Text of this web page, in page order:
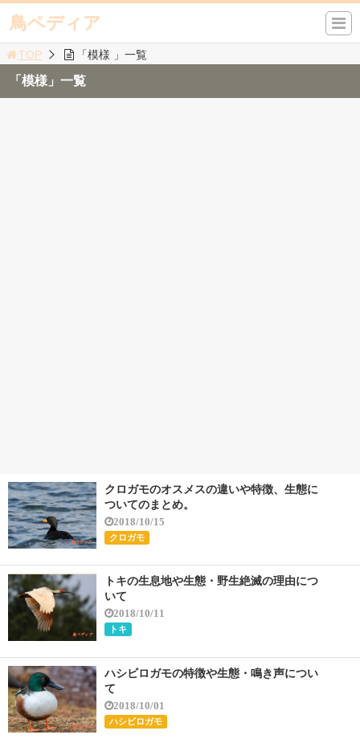
鳥ペディア
TOP 「模様 」一覧
「模様」一覧
クロガモのオスメスの違いや特徴、生態に
ついてのまとめ。
2018/10/15
クロガモ
トキの生息地や生態・野生絶滅の理由につ
いて
2018/10/11
トキ
ハシビロガモの特徴や生態・鳴き声につい
て
2018/10/01
ハシビロガモ